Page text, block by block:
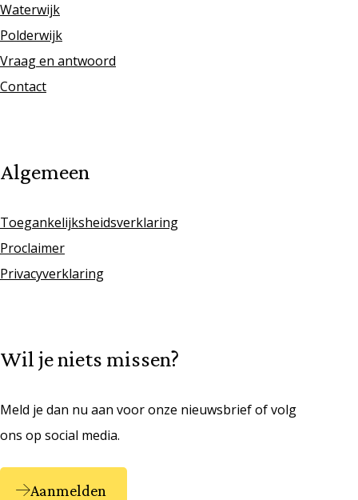
Waterwijk
Polderwijk
Vraag en antwoord
Contact
Algemeen
Toegankelijksheidsverklaring
Proclaimer
Privacyverklaring
Wil je niets missen?
Meld je dan nu aan voor onze nieuwsbrief of volg
ons op social media.
Aanmelden